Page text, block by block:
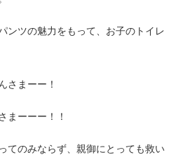
ンツの魅力をもって、お子のトイレ
さまーー！
まーーー！！
てのみならず、親御にとっても救い